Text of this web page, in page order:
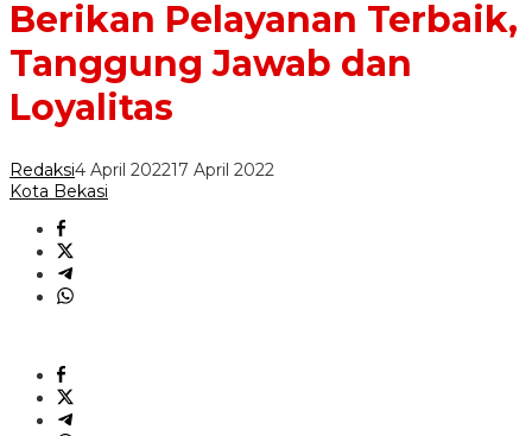
Berikan Pelayanan Terbaik,
Tanggung Jawab dan
Loyalitas
Redaksi4 April 202217 April 2022
Kota Bekasi